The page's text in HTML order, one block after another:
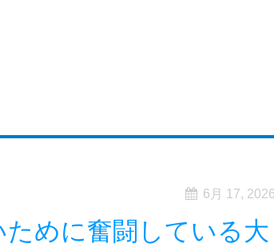
6月 17, 2026
めに奮闘している大